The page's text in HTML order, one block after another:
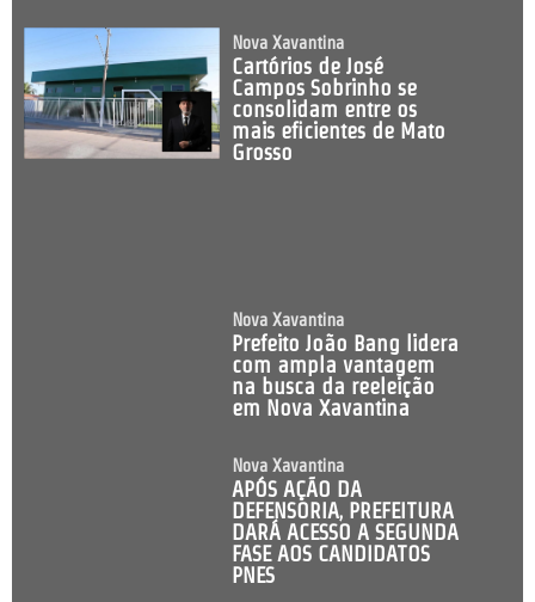
Nova Xavantina
Cartórios de José
Campos Sobrinho se
consolidam entre os
mais eficientes de Mato
Grosso
Nova Xavantina
Prefeito João Bang lidera
com ampla vantagem
na busca da reeleição
em Nova Xavantina
Nova Xavantina
APÓS AÇÃO DA
DEFENSORIA, PREFEITURA
DARÁ ACESSO A SEGUNDA
FASE AOS CANDIDATOS
PNES